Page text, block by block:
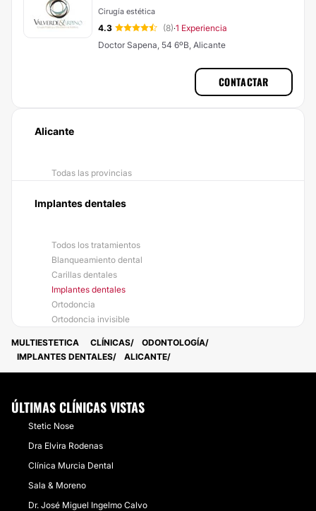
Cirugía estética
4.3 (8)·1 Experiencia
Doctor Sapena, 54 6ºB, Alicante
CONTACTAR
Alicante
Todas las provincias
Implantes dentales
Todos los tratamientos
Blanqueamiento dental
Carillas dentales
Implantes dentales
Ortodoncia
Ortodoncia invisible
MULTIESTETICA CLÍNICAS
ODONTOLOGÍA
IMPLANTES DENTALES
ALICANTE
ÚLTIMAS CLÍNICAS VISTAS
Stetic Nose
Dra Elvira Rodenas
Clínica Murcia Dental
Sala & Moreno
Dr. José Miguel Ingelmo Calvo